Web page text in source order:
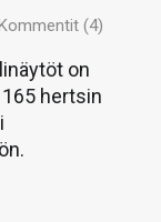
Kommentit (4)
on
hertsin